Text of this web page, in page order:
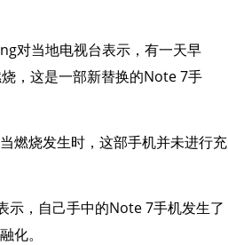
对当地电视台表示，有一天早
，这是一部新替换的Note 7手
燃烧发生时，这部手机并未进行充
示，自己手中的Note 7手机发生了
化。